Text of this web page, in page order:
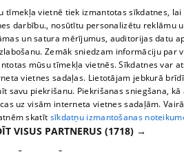
Commenting terms
TV program
Contract rules
360 Ziņu kontakti
Helio Media
Vortal assistance service: e-mail -
tīmekļa vietnē tiek izmantotas sīkdatnes,
darbību., nosūtītu personalizētu reklāmu
un satura mērījumus, auditorijas datu
Zemāk sniedzam informāciju par
mūsu tīmekļa vietnēs. Sīkdatnes var
vietnes sadaļas. Lietotājam jebkurā
savu piekrišanu. Piekrišanas sniegšana,
uz visām interneta vietnes sadaļām.
skatīt sīkdatņu izmantošanas
VISUS PARTNERUS (1718) →